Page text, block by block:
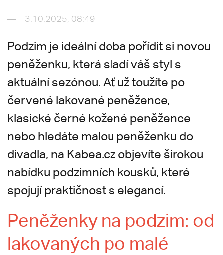
3.10.2025, 08:49
Podzim je ideální doba pořídit si novou
peněženku, která sladí váš styl s
aktuální sezónou. Ať už toužíte po
červené lakované peněžence,
klasické černé kožené peněžence
nebo hledáte malou peněženku do
divadla, na Kabea.cz objevíte širokou
nabídku podzimních kousků, které
spojují praktičnost s elegancí.
Peněženky na podzim: od
lakovaných po malé